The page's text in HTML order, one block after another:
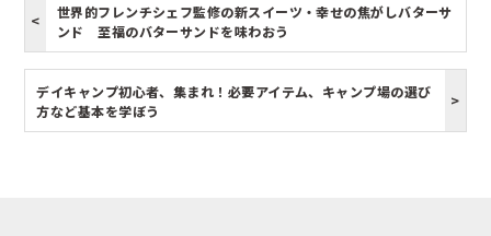
世界的フレンチシェフ監修の新スイーツ・幸せの焦がしバターサ
ンド 至福のバターサンドを味わおう
デイキャンプ初心者、集まれ！必要アイテム、キャンプ場の選び
方など基本を学ぼう